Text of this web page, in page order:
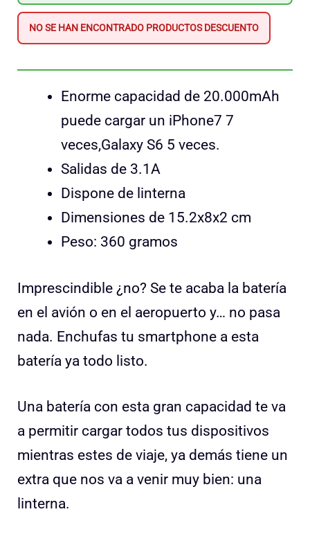
NO SE HAN ENCONTRADO PRODUCTOSDESCUENTO
Enorme capacidad de 20.000mAh
puede cargar un iPhone7 7
veces,Galaxy S6 5 veces.
Salidas de 3.1A
Dispone de linterna
Dimensiones de 15.2x8x2 cm
Peso: 360 gramos
Imprescindible ¿no? Se te acaba la batería
en el avión o en el aeropuerto y… no pasa
nada. Enchufas tu smartphone a esta
batería ya todo listo.
Una batería con esta gran capacidad te va
a permitir cargar todos tus dispositivos
mientras estes de viaje, ya demás tiene un
extra que nos va a venir muy bien: una
linterna.